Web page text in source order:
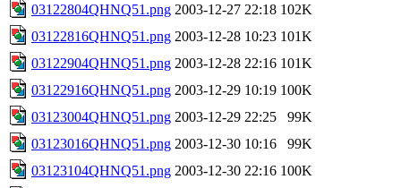
03122804QHNQ51.png 2003-12-27 22:18 102K
03122816QHNQ51.png 2003-12-28 10:23 101K
03122904QHNQ51.png 2003-12-28 22:16 101K
03122916QHNQ51.png 2003-12-29 10:19 100K
03123004QHNQ51.png 2003-12-29 22:25
99K
03123016QHNQ51.png 2003-12-30 10:16
99K
03123104QHNQ51.png 2003-12-30 22:16 100K